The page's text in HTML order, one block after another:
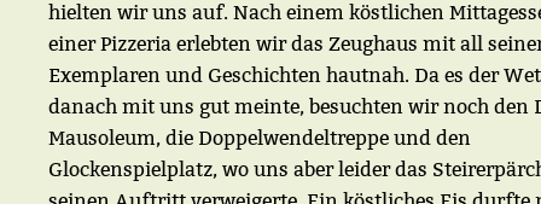
hielten wir uns auf. Nach einem köstlichen
einer Pizzeria erlebten wir das Zeughaus mit all
Exemplaren und Geschichten hautnah. Da es der
danach mit uns gut meinte, besuchten wir noch den
Mausoleum, die Doppelwendeltreppe und den
Glockenspielplatz, wo uns aber leider das